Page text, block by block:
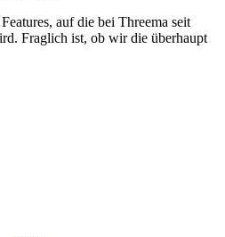
auf die bei Threema seit
Fraglich ist, ob wir die überhaupt